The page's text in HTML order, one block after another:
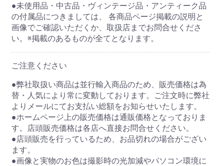
●未使用品・中古品・ヴィンテージ品・アンティーク品
の付属品につきましては、 各商品ページ掲載の説明と
画像でご確認いただくか、取扱店までお問合せくださ
い。※掲載のあるものが全てとなります。
ご注意ください
●弊社取扱い商品は並行輸入商品のため、販売価格は為
替・人気により常に変動しております。ご注文時に弊社
よりメールにてお支払い総額をお知らせいたします。
●ホームページ上の販売価格は通販価格となっておりま
す。店頭販売価格は各店へ直接お問合せください。
●店頭販売を行っているため、お品切れの場合がござい
ます。
●画像と実物のお色は撮影時の光加減やパソコン環境に